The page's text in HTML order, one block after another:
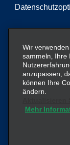
auf dieser
Enterprise
Unternehmen
vermitteln oder
Wir
sammeln, Ihre
anzupassen,
können Ihre
ändern.
Mehr